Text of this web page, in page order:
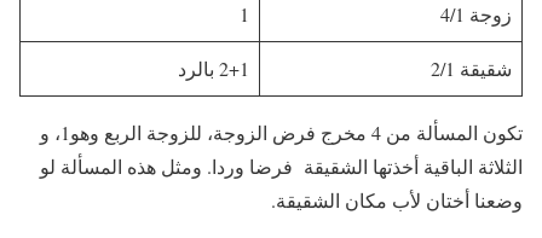
زوجة 4/1 1
شقيقة 2/1 2+1 بالرد
تكون المسألة من 4 مخرج فرض الزوجة، للزوجة الربع وهو1، و
الثلاثة الباقية أخذتها الشقيقة فرضا وردا. ومثل هذه المسألة لو
وضعنا أختان لأب مكان الشقيقة.